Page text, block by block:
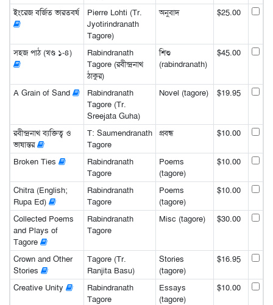
ইংরেজ বর্জিত ভারতবর্ষ
Pierre Lohti (Tr.
Jyotirindranath
Tagore)
অনুবাদ $25.00
সহজ পাঠ (খণ্ড ১-৪)
Rabindranath
Tagore (রবীন্দ্রনাথ
ঠাকুর)
শিশু
(rabindranath)
$45.00
A Grain of Sand
Rabindranath
Tagore (Tr.
Sreejata Guha)
Novel (tagore) $19.95
রবীন্দ্রনাথ ব্যক্তিত্ব ও
ভাষান্তর
T: Saumendranath
Tagore
প্রবন্ধ $10.00
Broken Ties
Rabindranath
Tagore
Poems
(tagore)
$10.00
Chitra (English;
Rupa Ed)
Rabindranath
Tagore
Poems
(tagore)
$10.00
Collected Poems
and Plays of
Tagore
Rabindranath
Tagore
Misc (tagore) $30.00
Crown and Other
Stories
Tagore (Tr.
Ranjita Basu)
Stories
(tagore)
$16.95
Creative Unity
Rabindranath
Tagore
Essays
(tagore)
$10.00